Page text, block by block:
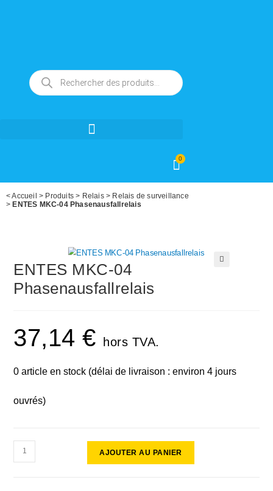
0
<Accueil > Produits > Relais> Relais de surveillance
> ENTES MKC-04 Phasenausfallrelais
ENTES MKC-04
Phasenausfallrelais
37,14€ hors TVA.
0 article en stock (délai de livraison : environ 4 jours
ouvrés)
AJOUTER AU PANIER